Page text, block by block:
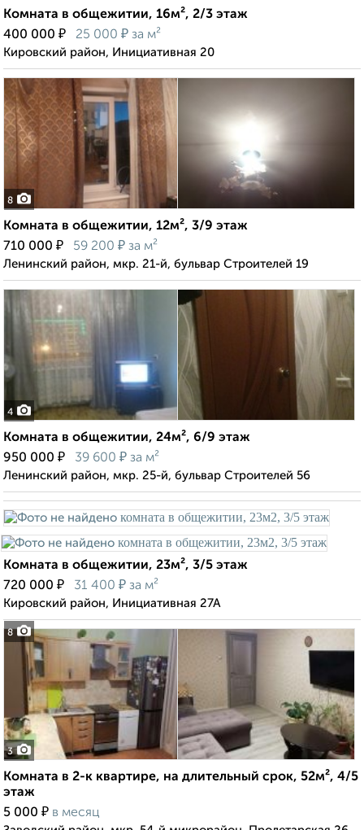
Комната в общежитии, 16м², 2/3 этаж
400 000 ₽ 25 000 ₽ за м²
Кировский район, Инициативная 20
8
Комната в общежитии, 12м², 3/9 этаж
710 000 ₽ 59 200 ₽ за м²
Ленинский район, мкр. 21-й, бульвар Строителей 19
4
Комната в общежитии, 24м², 6/9 этаж
950 000 ₽ 39 600 ₽ за м²
Ленинский район, мкр. 25-й, бульвар Строителей 56
8
Комната в общежитии, 23м², 3/5 этаж
720 000 ₽ 31 400 ₽ за м²
Кировский район, Инициативная 27А
3
Комната в 2-к квартире, на длительный срок, 52м², 4/5
этаж
5 000 ₽ в месяц